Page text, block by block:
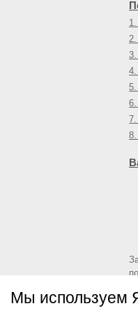
Мы используем
4.
6.